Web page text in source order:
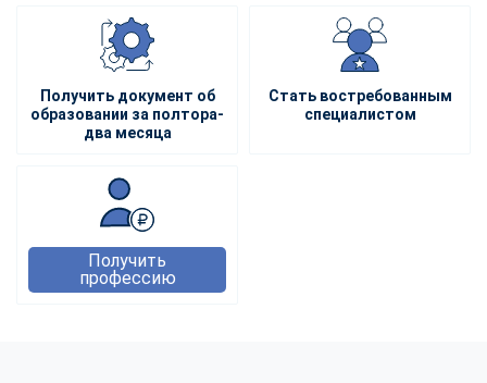
Получить документ об
образовании за полтора-
два месяца
Стать востребованным
специалистом
Получить
профессию